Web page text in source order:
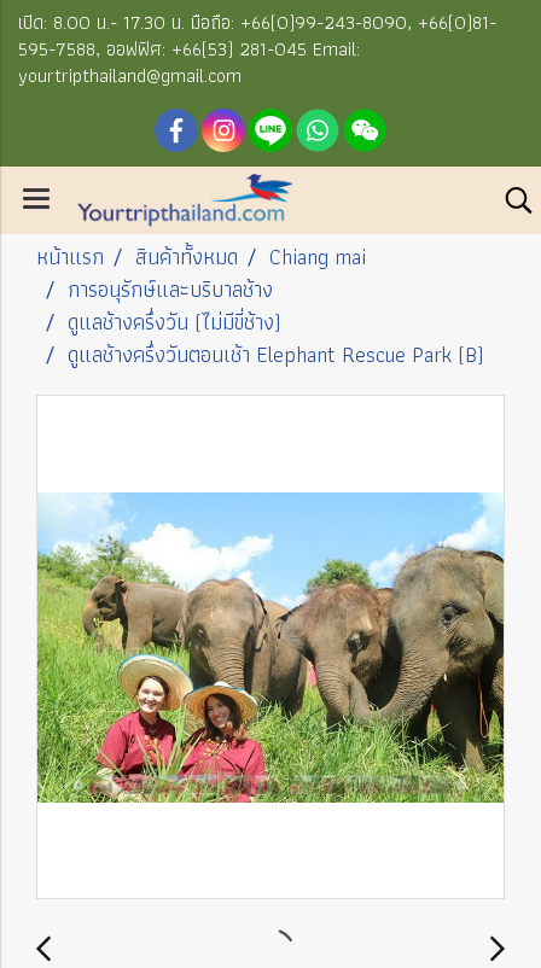
เปิด: 8.00 น.- 17.30 น. มือถือ: +66(0)99-243-8090, +66(0)81-
595-7588, ออฟฟิศ: +66(53) 281-045 Email:
yourtripthailand@gmail.com
หน้าแรก สินค้าทั้งหมด
Chiang mai
การอนุรักษ์และบริบาลช้าง
ดูแลช้างครึ่งวัน (ไม่มีขี่ช้าง)
ดูแลช้างครึ่งวันตอนเช้า Elephant Rescue Park (B)